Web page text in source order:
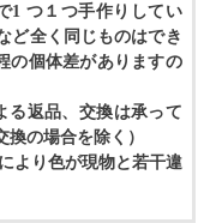
1 つ１つ手作りしてい
ど全く同じものはでき
の個体差がありますの
る返品、交換は承って
換の場合を除く）
より色が現物と若干違